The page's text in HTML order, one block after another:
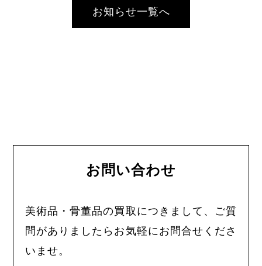
お知らせ一覧へ
お問い合わせ
美術品・骨董品の買取につきまして、ご質
問がありましたらお気軽にお問合せくださ
いませ。